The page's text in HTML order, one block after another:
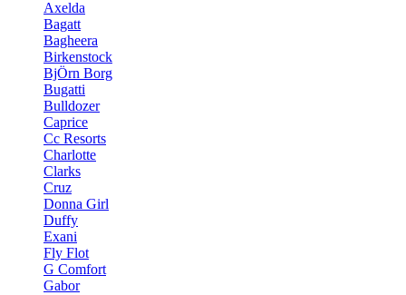
Axelda
Bagatt
Bagheera
Birkenstock
BjÖrn Borg
Bugatti
Bulldozer
Caprice
Cc Resorts
Charlotte
Clarks
Cruz
Donna Girl
Duffy
Exani
Fly Flot
G Comfort
Gabor